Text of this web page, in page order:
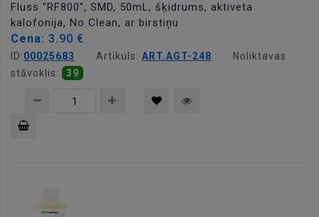
Fluss "RF800", SMD, 50mL, šķidrums, aktiveta
kalofonija, No Clean, ar birstiņu
Cena: 3.90 €
ID:00025683 Artikuls: ART.AGT-248
Noliktavas
stāvoklis:
39